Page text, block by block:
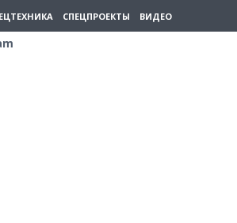
СПЕЦПРОЕКТЫ ВИДЕО